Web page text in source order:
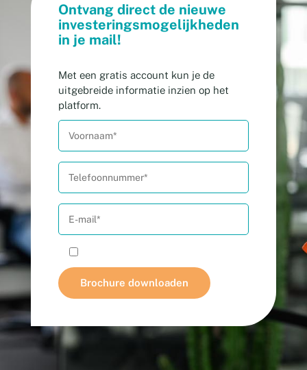
Ontvang direct de nieuwe
investeringsmogelijkheden
in je mail!
Met een gratis account kun je de
uitgebreide informatie inzien op het
platform.